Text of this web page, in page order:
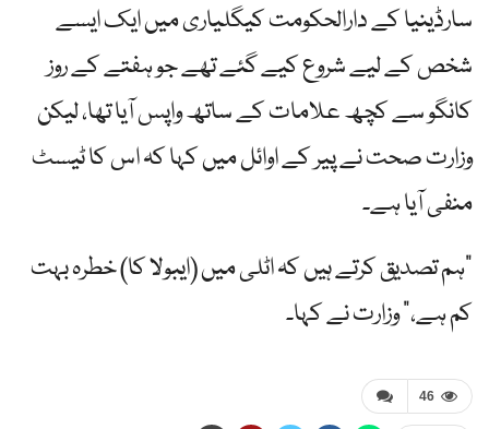
سارڈینیا کے دارالحکومت کیگلیاری میں ایک ایسے
شخص کے لیے شروع کیے گئے تھے جو ہفتے کے روز
کانگو سے کچھ علامات کے ساتھ واپس آیا تھا، لیکن
وزارت صحت نے پیر کے اوائل میں کہا کہ اس کا ٹیسٹ
منفی آیا ہے۔
"ہم تصدیق کرتے ہیں کہ اٹلی میں (ایبولا کا) خطرہ بہت
کم ہے،” وزارت نے کہا۔
46